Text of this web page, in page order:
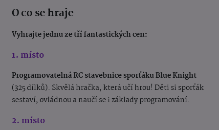
O co se hraje
Vyhrajte jednu ze tří fantastických cen:
1. místo
Programovatelná RC stavebnice sporťáku Blue Knight
(325 dílků). Skvělá hračka, která učí hrou! Děti si sporťák
sestaví, ovládnou a naučí se i základy programování.
2. místo